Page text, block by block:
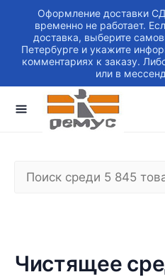
Оформление доставки
временно не работает.
доставка, выберите
Петербурге и укажите
комментариях к заказу.
или в
Чистящее